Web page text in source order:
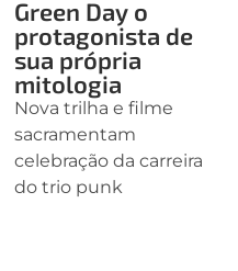
Green Day o
protagonista de
sua própria
mitologia
Nova trilha e filme
sacramentam
celebração da carreira
do trio punk